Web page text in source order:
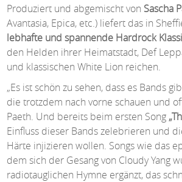
Produziert und abgemischt von Sascha
Avantasia, Epica, etc.) liefert das in
lebhafte und spannende Hardrock
den Helden ihrer Heimatstadt, Def
und klassischen White Lion reichen.
„Es ist schön zu sehen, dass es Bands
die trotzdem nach vorne schauen und
Paeth. Und bereits beim ersten Song
Einfluss dieser Bands zelebrieren und
Härte injizieren wollen. Songs wie das
dem sich der Gesang von Cloudy Yang
radiotauglichen Hymne ergänzt, das